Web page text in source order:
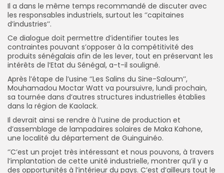
Il a dans le même temps recommandé de discuter avec
les responsables industriels, surtout les ‘’capitaines
d’industries’’.
Ce dialogue doit permettre d’identifier toutes les
contraintes pouvant s’opposer à la compétitivité des
produits sénégalais afin de les lever, tout en préservant les
intérêts de l’Etat du Sénégal, a-t-il souligné.
Après l’étape de l’usine ‘’Les Salins du Sine-Saloum’’,
Mouhamadou Moctar Watt va poursuivre, lundi prochain,
sa tournée dans d’autres structures industrielles établies
dans la région de Kaolack.
Il devrait ainsi se rendre à l’usine de production et
d’assemblage de lampadaires solaires de Maka Kahone,
une localité du département de Guinguinéo.
‘’C’est un projet très intéressant et nous pouvons, à travers
l’implantation de cette unité industrielle, montrer qu’il y a
des opportunités à l’intérieur du pays. C’est d’ailleurs tout le